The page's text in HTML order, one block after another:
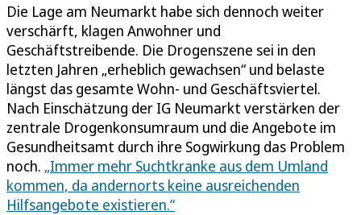
Die Lage am Neumarkt habe sich dennoch weiter
verschärft, klagen Anwohner und
Geschäftstreibende. Die Drogenszene sei in den
letzten Jahren „erheblich gewachsen“ und belaste
längst das gesamte Wohn- und Geschäftsviertel.
Nach Einschätzung der IG Neumarkt verstärken der
zentrale Drogenkonsumraum und die Angebote im
Gesundheitsamt durch ihre Sogwirkung das Problem
noch. „Immer mehr Suchtkranke aus dem Umland
kommen, da andernorts keine ausreichenden
Hilfsangebote existieren.“